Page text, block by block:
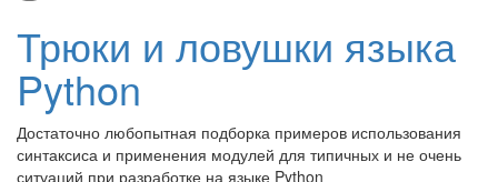
Трюки и ловушки языка
Python
Достаточно любопытная подборка примеров использования
синтаксиса и применения модулей для типичных и не очень
ситуаций при разработке на языке Python